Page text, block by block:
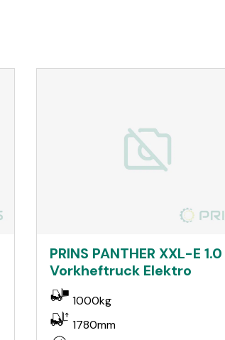
PRINS PANTHER XXL-E
Vorkheftruck Elektro
1000kg
1780mm